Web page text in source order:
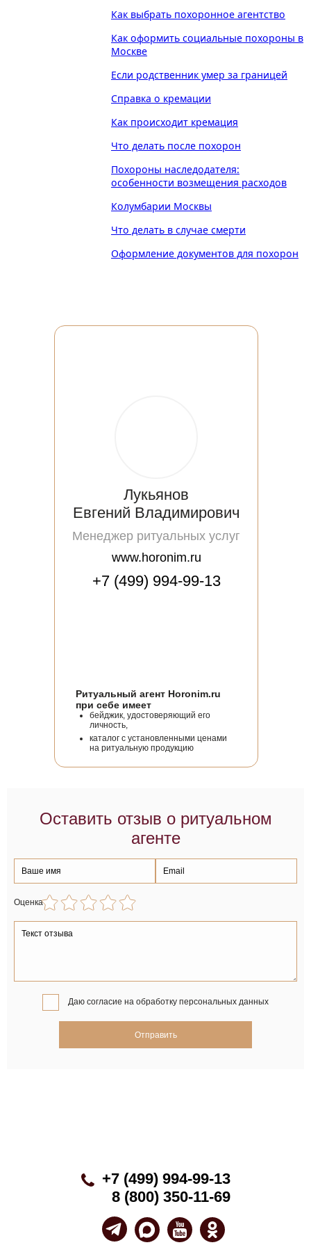
Как выбрать похоронное агентство
Как оформить социальные похороны в
Москве
Если родственник умер за границей
Справка о кремации
Как происходит кремация
Что делать после похорон
Похороны наследодателя:
особенности возмещения расходов
Колумбарии Москвы
Что делать в случае смерти
Оформление документов для похорон
Лукьянов
Евгений Владимирович
Менеджер ритуальных услуг
www.horonim.ru
+7 (499) 994-99-13
Ритуальный агент Horonim.ru
при себе имеет
бейджик, удостоверяющий его
личность,
каталог с установленными ценами
на ритуальную продукцию
Оставить отзыв о ритуальном
агенте
Оценка
Даю согласие на обработку персональных данных
+7 (499) 994-99-13
8 (800) 350-11-69